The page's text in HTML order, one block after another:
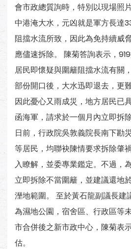
會市政總質詢時，特別以現場照
中港淹大水，元凶就是軍方長達
阻擋水流所致，因此為免持續威
應儘速拆除。 陳菊答詢表示，
居民即懷疑與圍籬阻擋水流有關
部份開口後，大水迅即退去，更
因此憂心又雨成災，地方居民已
函海軍，請求於一個月內立即拆
日前，行政院吳敦義院長南下勘
等居民，均聯袂陳情要求拆除肇
入瞭解，並委專業鑑定。不過，
立即拆除不當圍籬，並建議還地
溼地範圍。 至於黃石龍副議長建
為濕地公園，宿舍區、行政區等
市合併後之新市政中心，陳菊表
估。